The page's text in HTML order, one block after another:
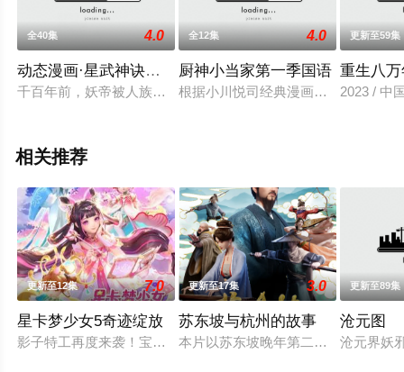
全40集 4.0
动态漫画·星武神诀第一季
千百年前，妖帝被人族强者所伤，灵魂逃逸，强行夺舍寄居于
全12集 4.0
厨神小当家第一季国语
根据小川悦司经典漫画改编，《真·
更新至59集
重生八
2023 / 中
相关推荐
更新至12集 7.0
星卡梦少女5奇迹绽放
影子特工再度来袭！宝石族精灵竟然成了关键所在！东方桃子
更新至17集 3.0
苏东坡与杭州的故事
本片以苏东坡晚年第二次赴任杭州，
更新至89集
沧元图
沧元界妖